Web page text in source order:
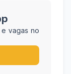
e vagas no